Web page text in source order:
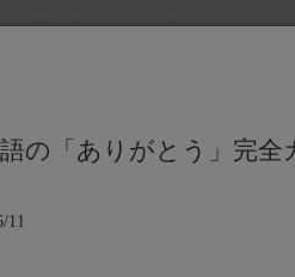
の「ありがとう」完
11